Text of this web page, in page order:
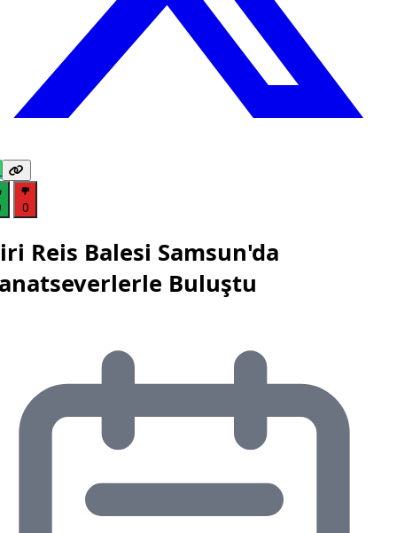
0
Reis Balesi Samsun'da
Buluştu